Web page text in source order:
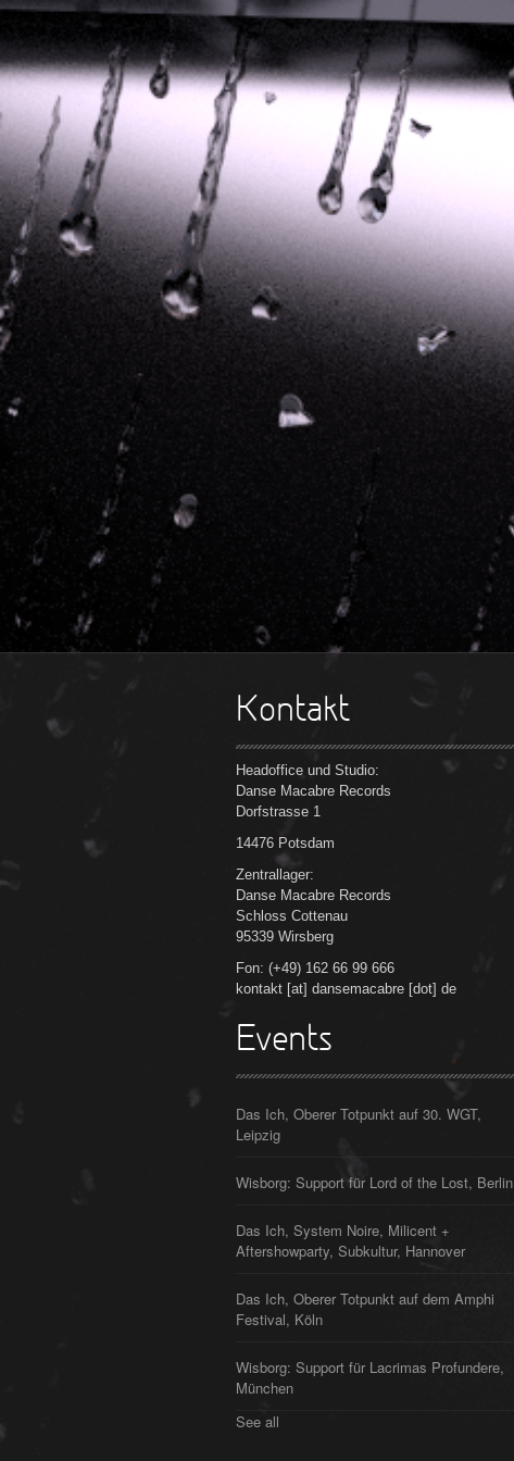
Kontakt
Headoffice und Studio:
Danse Macabre Records
Dorfstrasse 1
14476 Potsdam
Zentrallager:
Danse Macabre Records
Schloss Cottenau
95339 Wirsberg
Fon: (+49) 162 66 99 666
kontakt [at] dansemacabre [dot] de
Events
Das Ich, Oberer Totpunkt auf 30. WGT,
Leipzig
Wisborg: Support für Lord of the Lost, Berlin
Das Ich, System Noire, Milicent +
Aftershowparty, Subkultur, Hannover
Das Ich, Oberer Totpunkt auf dem Amphi
Festival, Köln
Wisborg: Support für Lacrimas Profundere,
München
See all